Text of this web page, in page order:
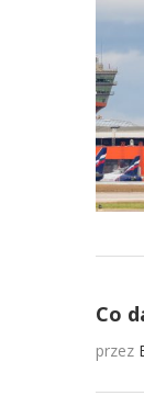
Co
przez